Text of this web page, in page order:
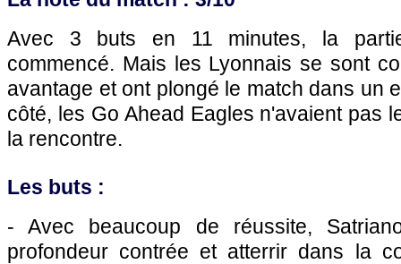
Avec 3 buts en 11 minutes, la
commencé. Mais les Lyonnais se sont
avantage et ont plongé le match dans un
côté, les Go Ahead Eagles n'avaient pas
la rencontre.
Les buts :
- Avec beaucoup de réussite,
profondeur contrée et atterrir dans la